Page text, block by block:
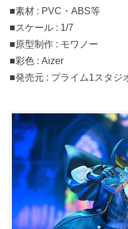
■素材 : PVC・ABS等
■スケール : 1/7
■原型制作 : モワノー
■彩色 : Aizer
■発売元 : プライム1スタジ